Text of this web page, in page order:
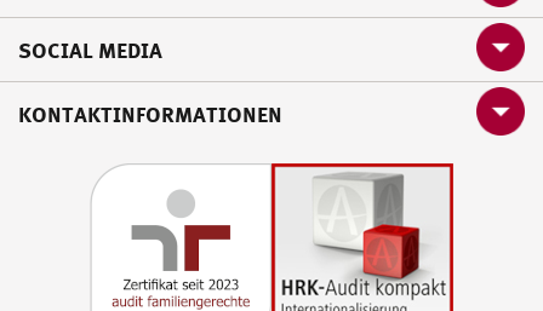
SOCIAL MEDIA
KONTAKTINFORMATIONEN